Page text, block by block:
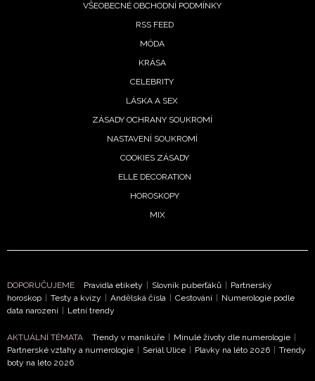
NEWSLETTER
VŠEOBECNÉ OBCHODNÍ PODMÍNKY
RSS FEED
MÓDA
KRÁSA
CELEBRITY
LÁSKA A SEX
ZÁSADY OCHRANY SOUKROMÍ
NASTAVENÍ SOUKROMÍ
COOKIES ZÁSADY
ELLE DECORATION
HOROSKOPY
MIX
DOPORUČUJEME Pravidla etikety Slovník puberťáků
Partnerský
horoskop
Testy a kvízy Andělská čísla Cestování
Numerologie podle
data narození
Letní trendy
AKTUÁLNÍ TÉMATA Trendy v manikúře Minulé životy dle numerologie
Partnerské vztahy a numerologie
Seriál Ulice Plavky na léto 2026
Trendy
boty na léto 2026